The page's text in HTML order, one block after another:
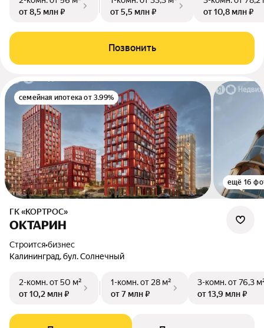
от 8,5 млн ₽
от 5,5 млн ₽
от 10,8 млн ₽
Позвонить
семейная ипотека от 3.99%
ещё 16
ГК «КОРТРОС»
ОКТАРИН
Строится•бизнес
Калининград, бул. Солнечный
2-комн.от 50 м²
от 10,2 млн ₽
1-комн.от 28 м²
от 7 млн ₽
3-комн.от 76,3
от 13,9 млн ₽